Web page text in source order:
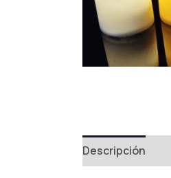
Descripción